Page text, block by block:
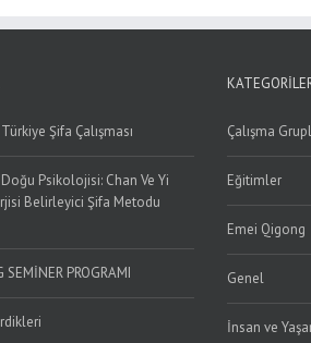
Şifa Çalışması
Psikolojisi: Chan Ve Yi
Belirleyici Şifa Metodu
SEMİNER PROGRAMI
Çalışma
Eğitimler
Emei Qigong
Genel
İnsan ve